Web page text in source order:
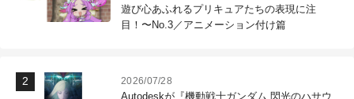
遊び心あふれるプリキュアたちの表現に注
目！〜No.3／アニメーション付け篇
2026/07/28
Autodeskが『機動戦士ガンダム 閃光のハサウ